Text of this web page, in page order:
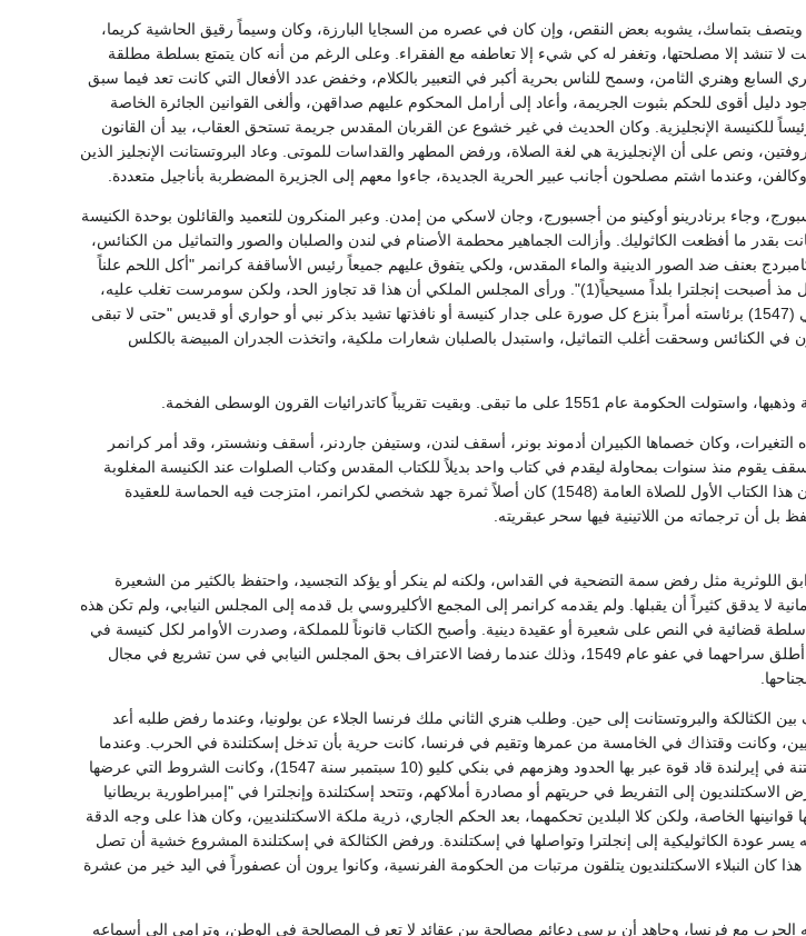
بتماسك، يشوبه بعض النقص، وإن كان في عصره من السجايا البارزة، وكان وسيماً رقيق الحاشية كريما،
لا تنشد إلا مصلحتها، وتغفر له كي شيء إلا تعاطفه مع الفقراء. وعلى الرغم من أنه كان يتمتع بسلطة مطلقة
السابع وهنري الثامن، وسمح للناس بحرية أكبر في التعبير بالكلام، وخفض عدد الأفعال التي كانت تعد فيما سبق
دليل أقوى للحكم بثبوت الجريمة، وأعاد إلى أرامل المحكوم عليهم صداقهن، وألغى القوانين الجائرة الخاصة
للكنيسة الإنجليزية. وكان الحديث في غير خشوع عن القربان المقدس جريمة تستحق العقاب، بيد أن القانون
ونص على أن الإنجليزية هي لغة الصلاة، ورفض المطهر والقداسات للموتى. وعاد البروتستانت الإنجليز الذين
وعندما اشتم مصلحون أجانب عبير الحرية الجديدة، جاءوا معهم إلى الجزيرة المضطربة بأناجيل متعددة.
وجاء برنادرينو أوكينو من أجسبورج، وجان لاسكي من إمدن. وعبر المنكرون للتعميد والقائلون بوحدة الكنيسة
بقدر ما أفظعت الكاثوليك. وأزالت الجماهير محطمة الأصنام في لندن والصلبان والصور والتماثيل من الكنائس،
بعنف ضد الصور الدينية والماء المقدس، ولكي يتفوق عليهم جميعاً رئيس الأساقفة كرانمر "أكل اللحم علناً
في الصوم الكبير، وهو أمر لم يشهده أحد قط من قبل مذ أصبحت إنجلترا بلداً مسيحياً(1)". ورأى المجلس الملكي أن هذا قد تجاوز الحد، ولكن سومرست تغلب عليه،
وأطلق الحرية للإصلاح الديني. وأصدر المجلس النيابي (1547) برئاسته أمراً بنزع كل صورة على جدار كنيسة أو نافذتها تشيد بذكر نبي أو حواري أو قديس "حتى لا تبقى
الكنائس وسحقت أغلب التماثيل، واستبدل بالصلبان شعارات ملكية، واتخذت الجدران المبيضة بالكلس
وبقيت تقريباً كاتدرائيات القرون الوسطى الفخمة.
وكان خصماها الكبيران أدموند بونر، أسقف لندن، وستيفن جاردنر، أسقف ونشستر، وقد أمر كرانمر
يقوم منذ سنوات بمحاولة ليقدم في كتاب واحد بديلاً للكتاب المقدس وكتاب الصلوات عند الكنيسة المغلوبة
على أمرها. وساعده بيتر مارتير وعلماء آخرون، بيد أن هذا الكتاب الأول للصلاة العامة (1548) كان أصلاً ثمرة جهد شخصي لكرانمر، امتزجت فيه الحماسة للعقيدة
أن ترجماته من اللاتينية فيها سحر عبقريته.
اللوثرية مثل رفض سمة التضحية في القداس، ولكنه لم ينكر أو يؤكد التجسيد، واحتفظ بالكثير من الشعيرة
لا يدقق كثيراً أن يقبلها. ولم يقدمه كرانمر إلى المجمع الأكليروسي بل قدمه إلى المجلس النيابي، ولم تكن هذه
سلطة قضائية في النص على شعيرة أو عقيدة دينية. وأصبح الكتاب قانوناً للمملكة، وصدرت الأوامر لكل كنيسة في
إنجلترا للعمل به. وأعيد سجن بونروجاردنر، وكانا قد أطلق سراحهما في عفو عام 1549، وذلك عندما رفضا الاعتراف بحق المجلس النيابي في سن تشريع في مجال
الكثالكة والبروتستانت إلى حين. وطلب هنري الثاني ملك فرنسا الجلاء عن بولونيا، وعندما رفض طلبه أعد
وكانت وقتذاك في الخامسة من عمرها وتقيم في فرنسا، كانت حرية بأن تدخل إسكتلندة في الحرب. وعندما
علم سومرست أن الاسكتلنديين يتسلحون ويثيرون فتنة في إيرلندة قاد قوة عبر بها الحدود وهزمهم في بنكي كليو (10 سبتمبر سنة 1547)، وكانت الشروط التي عرضها
إلى التفريط في حريتهم أو مصادرة أملاكهم، وتتحد إسكتلندة وإنجلترا في "إمبراطورية بريطانيا
الخاصة، ولكن كلا البلدين تحكمهما، بعد الحكم الجاري، ذرية ملكة الاسكتلنديين، وكان هذا على وجه الدقة
اللهم إلا إذا استثنينا أنه يسر عودة الكاثوليكية إلى إنجلترا وتواصلها في إسكتلندة. ورفض الكثالكة في إسكتلندة المشروع خشية أن تصل
هذا كان النبلاء الاسكتلنديون يتلقون مرتبات من الحكومة الفرنسية، وكانوا يرون أن عصفوراً في اليد خير من عشرة
مع فرنسا، وجاهد أن يرسي دعائم مصالحة بين عقائد لا تعرف المصالحة في الوطن، وترامى إلى أسماعه